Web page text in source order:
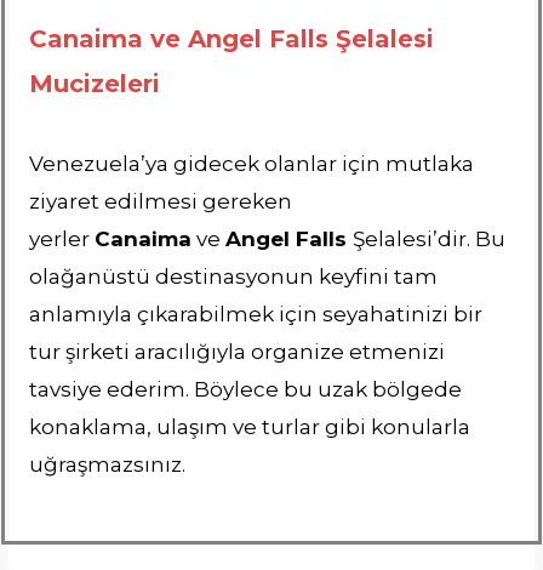
Canaima ve Angel Falls Şelalesi
Mucizeleri
Venezuela’ya gidecek olanlar için mutlaka
ziyaret edilmesi gereken
yerler Canaima veAngel Falls Şelalesi’dir. Bu
olağanüstü destinasyonun keyfini tam
anlamıyla çıkarabilmek için seyahatinizi bir
tur şirketi aracılığıyla organize etmenizi
tavsiye ederim. Böylece bu uzak bölgede
konaklama, ulaşım ve turlar gibi konularla
uğraşmazsınız.